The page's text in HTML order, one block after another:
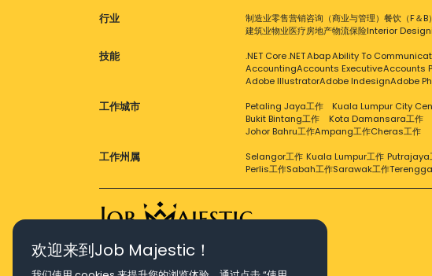
行业 制造业零售营销咨询（商业与管理）餐饮（F＆B
建筑业物业医疗房地产物流保险Interior
技能 .NET Core.NETAbapAbility To
AccountingAccounts ExecutiveAccounts
Adobe IllustratorAdobe IndesignAdobe
工作城市 Petaling Jaya工作 Kuala Lumpur City
Bukit Bintang工作
Kota Damansara工作
Johor Bahru工作Ampang工作Cheras工作
工作州属 Selangor工作 Kuala Lumpur工作 Putrajaya
Perlis工作Sabah工作Sarawak工作
Right Job, Majestic Life.
欢迎来到Job Majestic！